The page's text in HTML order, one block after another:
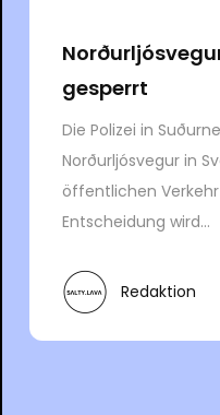
gesperrt
Die Polizei in
Norðurljósvegur in
öffentlichen
Entscheidung wird...
Redaktion